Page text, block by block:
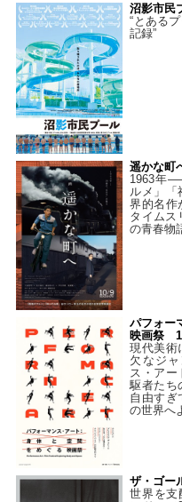
沼影市民
“とある
記録”
遥かな町
1963年
ルメ」「
界的名作
タイムス
の青春物
パフォー
映画祭
現代美術
欠なジ
ス・アー
駆者たち
自由すぎ
の世界へ
ザ・ゴー
世界を